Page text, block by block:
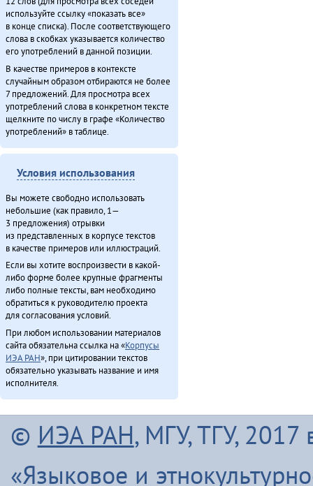
используйте ссылку «показать все»
в конце списка). После соответствующего
слова в скобках указывается количество
его употреблений в данной позиции.
В качестве примеров в контексте
случайным образом отбираются не более
7 предложений. Для просмотра всех
употреблений слова в конкретном тексте
щелкните по числу в графе «Количество
употреблений» в таблице.
Условия использования
Вы можете свободно использовать
небольшие (как правило, 1—
3 предложения) отрывки
из представленных в корпусе текстов
в качестве примеров или иллюстраций.
Если вы хотите воспроизвести в какой-
либо форме более крупные фрагменты
либо полные тексты, вам необходимо
обратиться к руководителю проекта
для согласования условий.
При любом использовании материалов
сайта обязательна ссылка на «Корпусы
ИЭА РАН», при цитировании текстов
обязательно указывать название и имя
исполнителя.
© ИЭА РАН, МГУ, ТГУ, 2017
«Языковое и